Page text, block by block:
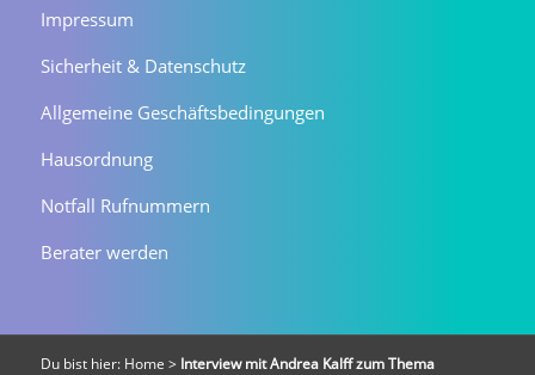
Impressum
Sicherheit & Datenschutz
Allgemeine Geschäftsbedingungen
Hausordnung
Notfall Rufnummern
Berater werden
Du bist hier: Home > Interview mit Andrea Kalff zum Thema